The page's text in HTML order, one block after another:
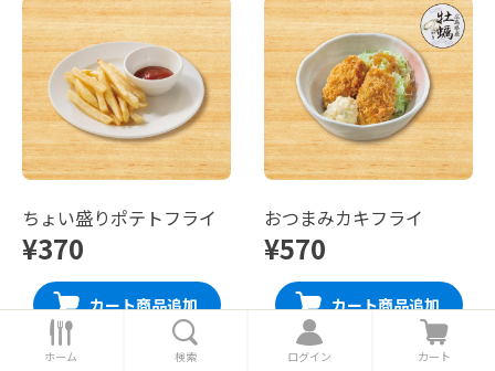
ちょい盛りポテトフライ
¥370
カート商品追加
おつまみカキフライ
¥570
カート商品追加
ホ
ー
ホーム 索
検索
ロ
グ
ログイン
カ
ー
カート